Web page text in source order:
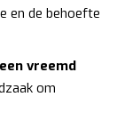
en de behoefte
vreemd
om